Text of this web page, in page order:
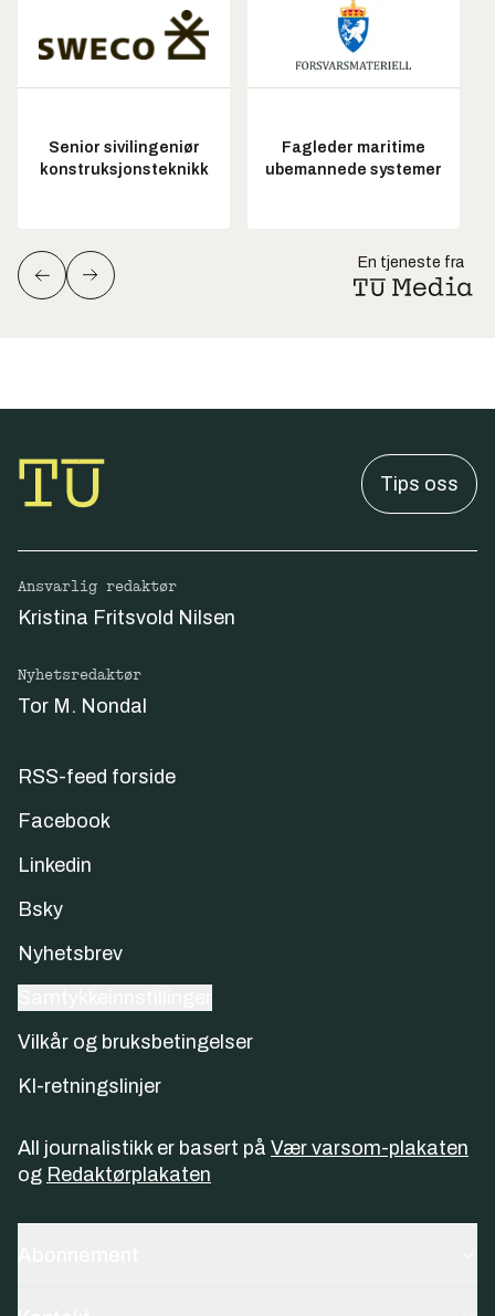
Senior sivilingeniør
konstruksjonsteknikk
Fagleder maritime
ubemannede systemer
En tjeneste fra
Tips oss
Ansvarlig redaktør
Kristina Fritsvold Nilsen
Nyhetsredaktør
Tor M. Nondal
RSS-feed forside
Facebook
Linkedin
Bsky
Nyhetsbrev
Vilkår og bruksbetingelser
KI-retningslinjer
All journalistikk er basert på Vær varsom-plakaten
og Redaktørplakaten